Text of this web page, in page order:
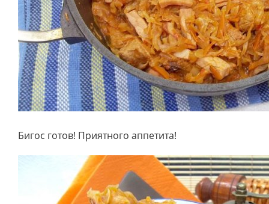
Бигос готов! Приятного аппетита!